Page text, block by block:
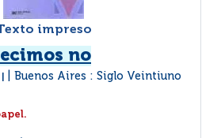
impreso
no
Buenos Aires : Siglo Veintiuno